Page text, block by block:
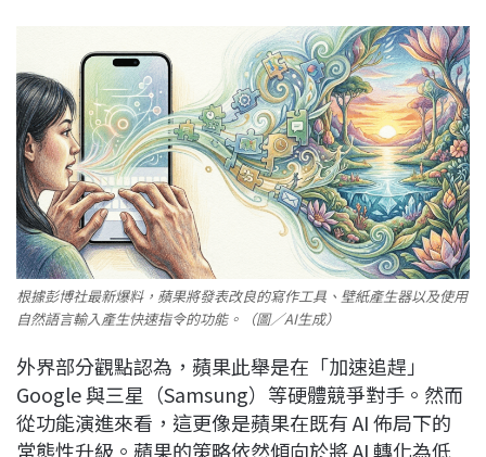
根據彭博社最新爆料，蘋果將發表改良的寫作工具、壁紙產生器以及使用
自然語言輸入產生快速指令的功能。（圖／AI生成）
外界部分觀點認為，蘋果此舉是在「加速追趕」
Google 與三星（Samsung）等硬體競爭對手。然而
從功能演進來看，這更像是蘋果在既有 AI 佈局下的
常態性升級。蘋果的策略依然傾向於將 AI 轉化為低